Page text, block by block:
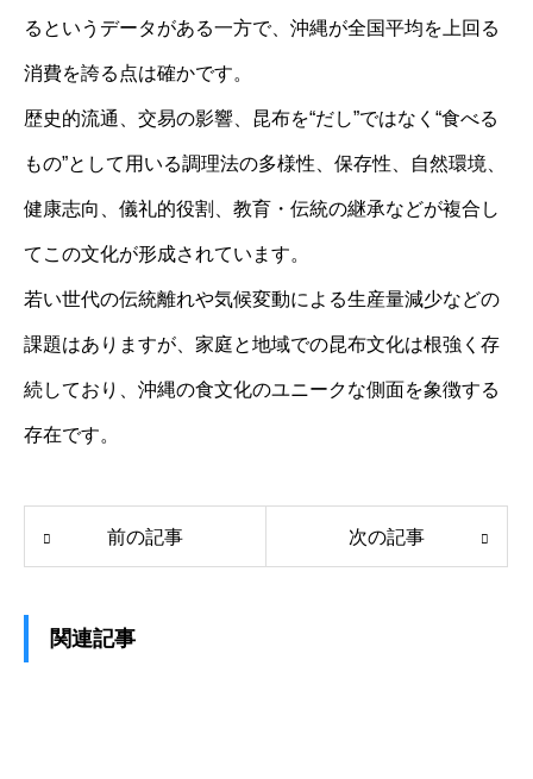
るというデータがある一方で、沖縄が全国平均を上回る
消費を誇る点は確かです。
歴史的流通、交易の影響、昆布を“だし”ではなく“食べる
もの”として用いる調理法の多様性、保存性、自然環境、
健康志向、儀礼的役割、教育・伝統の継承などが複合し
てこの文化が形成されています。
若い世代の伝統離れや気候変動による生産量減少などの
課題はありますが、家庭と地域での昆布文化は根強く存
続しており、沖縄の食文化のユニークな側面を象徴する
存在です。
前の記事 次の記事
関連記事